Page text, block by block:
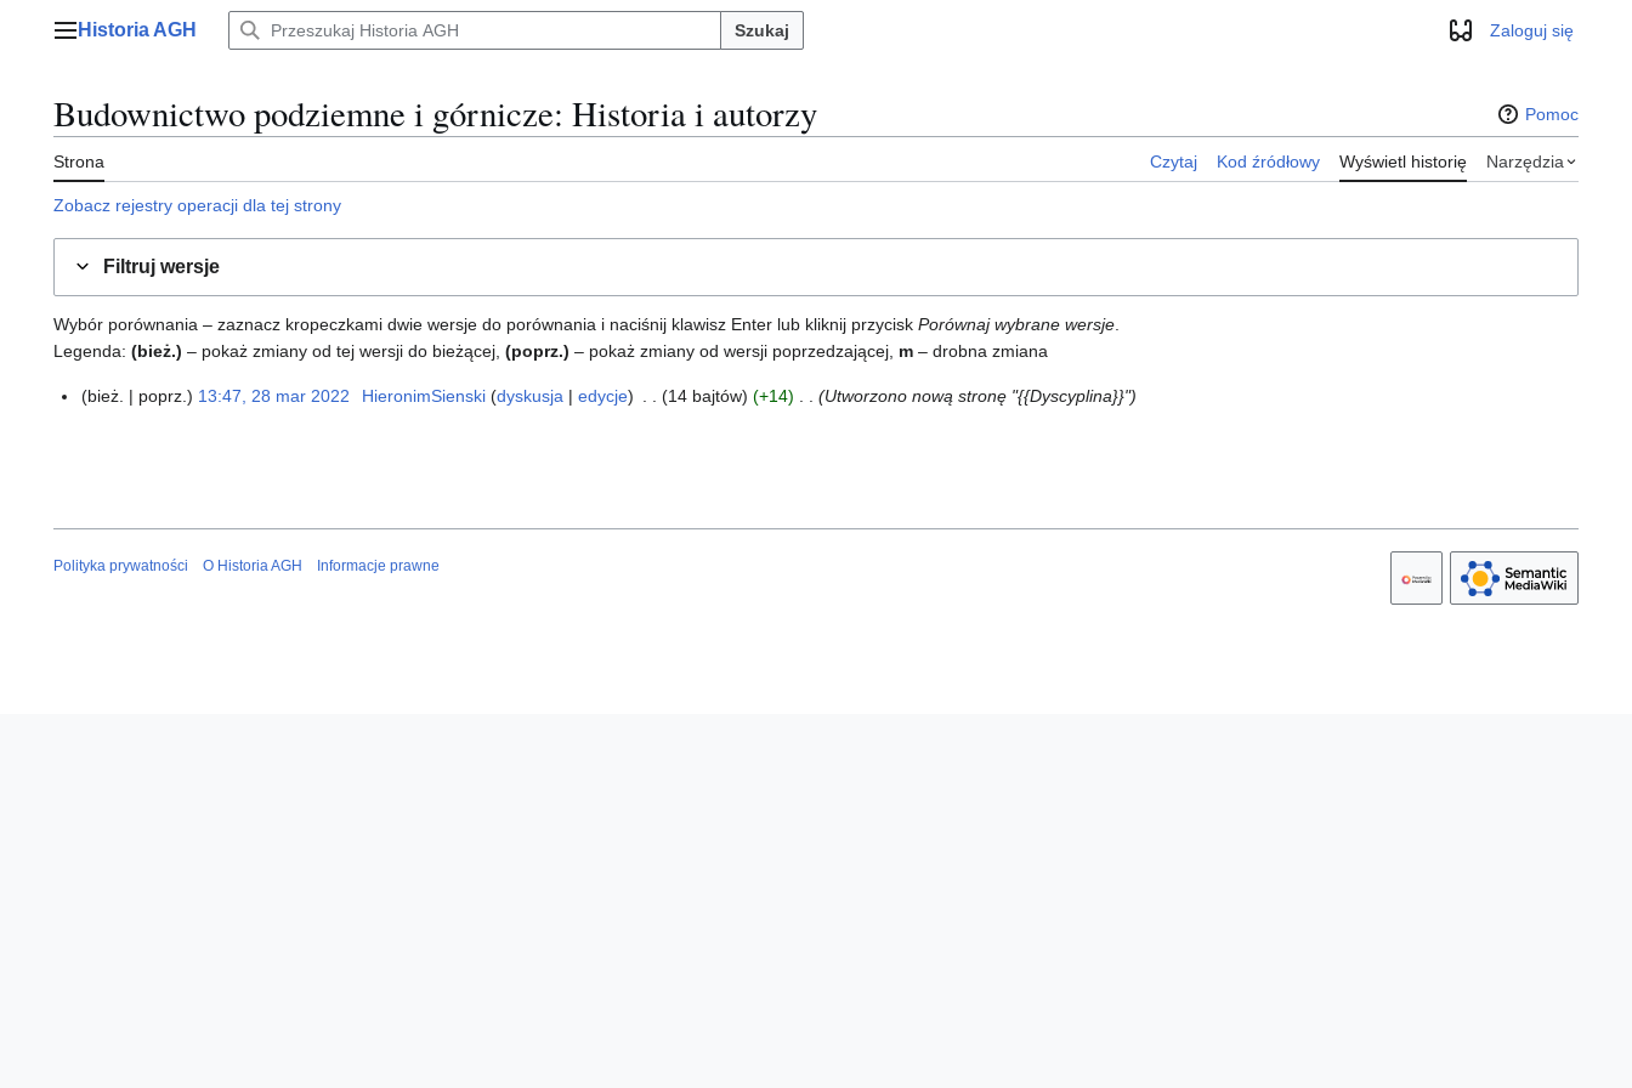
Menu główne
Historia AGH Szukaj WyglądZaloguj się
Budownictwo podziemne i górnicze: Historia i autorzy Pomoc
Strona Czytaj Kod źródłowy Wyświetl historię Narzędzia
Zobacz rejestry operacji dla tej strony
Filtruj wersje
Wybór porównania – zaznacz kropeczkami dwie wersje do porównania i naciśnij klawisz Enter lub kliknij przycisk Porównaj wybrane wersje
Legenda: (bież.) – pokaż zmiany od tej wersji do bieżącej, (poprz.) – pokaż zmiany od wersji poprzedzającej, m – drobna zmiana
2
2
0
bież. poprz. 13:47, 28 mar 2022 HieronimSienski dyskusja edycje 14 bajtów +14 Utworzono nową stronę "{{Dyscyplina}}"
Polityka prywatności O Historia AGH Informacje prawne